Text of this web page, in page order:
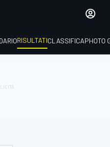
RISULTATICLASSIFICAPHOTO